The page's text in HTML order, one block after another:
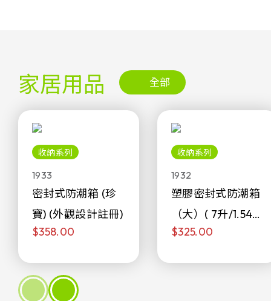
家居用品 全部
收納系列
1933
密封式防潮箱 (珍
寶) (外觀設計註冊)
$358.00
收納系列
1932
塑膠密封式防潮箱
（大）( 7升/1.54加
侖)
$325.00